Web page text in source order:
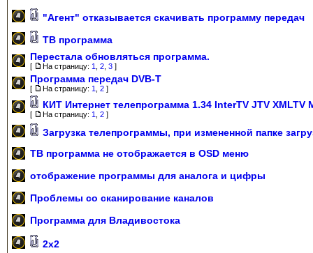
"Агент" отказывается скачивать программу передач
ТВ программа
Перестала обновляться программа.
[ На страницу: 1 2 3 ]
Программа передач DVB-T
[ На страницу: 1 2 ]
КИТ Интернет телепрограмма 1.34 InterTV JTV XMLTV
[ На страницу: 1 2 ]
Загрузка телепрограммы, при измененной папке
ТВ программа не отображается в OSD меню
отображение программы для аналога и цифры
Проблемы со сканирование каналов
Программа для Владивостока
2х2